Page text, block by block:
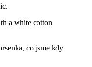
a white cotton
co jsme kdy